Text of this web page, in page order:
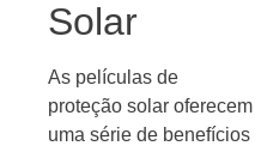
Solar
As películas de
proteção solar oferecem
uma série de benefícios